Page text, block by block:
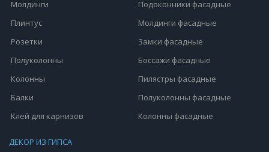
Молдинги
Плинтус
Розетки
Полуколонны
Колонны
Балки
Клей для карнизов
Подоконники фасадные
Молдинги фасадные
Замки фасадные
Боссажи фасадные
Пилястры фасадные
Полуколонны фасадные
Колонны фасадные
ДЕКОР ИЗ ГИПСА